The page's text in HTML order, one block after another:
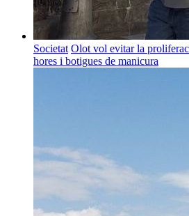
Societat Olot vol evitar la
hores i botigues de manicura